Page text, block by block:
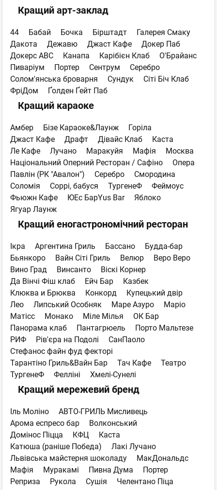
Кращий арт-заклад
44 Бабай Бочка Бірштадт
Галерея Смаку
Дакота
Дежавю Джаст Кафе
Докер Паб
Докерс ABC
Канапа Карібієн Клаб
О'Брайанс
Пиваріум
Портер Сентрум
Серебро
Солом'янська броварня
Сундук
Сіті Біч Клаб
ФріДом
Ґолден Ґейт Паб
Кращий караоке
Амбер Бізе Караоке&Лаунж
Горіла
Джаст Кафе
Драфт Дівайс Клаб
Каста
Ле Кафе
Лучано Маракуйя Мафія
Москва
Національний Оперний Ресторан / Сафіно
Опера
Павлін (РК "Авалон")
Серебро
Смородина
Соломія
Соррі, бабуся ТургенеФ
Феймоус
Фьюжн Кафе
ЮЕс БарYus Bar
Яблоко
Ягуар Лаунж
Кращий еногастрономічний ресторан
Ікра Аргентина Гриль Бассано
Будда-бар
Бьянкоро
Вайн Сіті Гриль Велюр
Веро Веро
Вино Град
Винсанто
Віскі Корнер
Да Вінчі Фіш клаб
Ейч Бар
Казбек
Клюква и Брюква
Конкорд
Купецький двір
Лео
Липський Особняк Маре Азуро
Маріо
Матісс
Монако Міле Мілья
ОК Бар
Панорама клаб
Пантагрюель
Порто Мальтезе
РИФ
Рів'єра на Подолі
СанПаоло
Стефанос файн фуд фекторі
Тарантіно Гриль&Вайн Бар
Тач Кафе
Театро
ТургенеФ
Фелліні Хмелі-Сунелі
Кращий мережевий бренд
Іль Моліно
АВТО-ГРИЛЬ Мисливець
Арома еспресо бар
Волконський
Домінос Піцца
КФЦ
Каста
Катюша (раніше Победа)
Лакі Лучано
Львівська майстерня шоколаду
МакДональдс
Мафія
Муракамі Пивна Дума
Портер
Реприза
Рукола Сушія Челентано Піца